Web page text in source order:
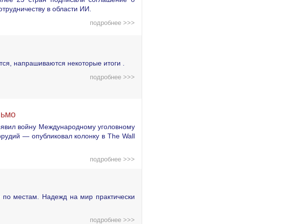
в области ИИ.
подробнее >>>
напрашиваются некоторые итоги .
подробнее >>>
войну Международному уголовному
— опубликовал колонку в The Wall
подробнее >>>
местам. Надежд на мир практически
подробнее >>>